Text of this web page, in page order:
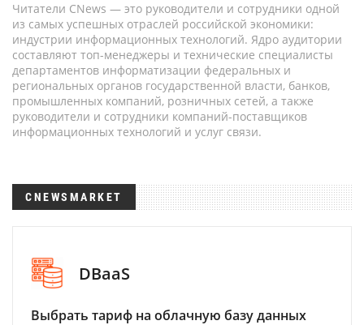
Читатели CNews — это руководители и сотрудники одной
из самых успешных отраслей российской экономики:
индустрии информационных технологий. Ядро аудитории
составляют топ-менеджеры и технические специалисты
департаментов информатизации федеральных и
региональных органов государственной власти, банков,
промышленных компаний, розничных сетей, а также
руководители и сотрудники компаний-поставщиков
информационных технологий и услуг связи.
CNEWSMARKET
DBaaS
Выбрать тариф на облачную базу данных